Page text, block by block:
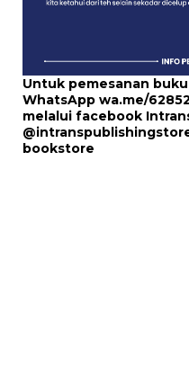
Untuk pemesanan
WhatsApp wa.me/
melalui facebook
bookstore